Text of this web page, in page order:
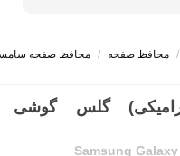
/ محافظ صفحه / محافظ صفحه
گلس گوشی
Samsung